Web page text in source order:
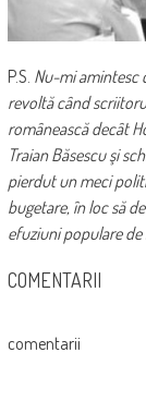
P.S. Nu-mi amintesc
revoltă când
românească decât
Traian Băsescu şi
pierdut un meci
bugetare, în loc să
efuziuni populare de
COMENTARII
comentarii